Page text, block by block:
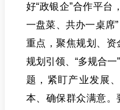
好“政银企”合作平台
一盘菜、共办一桌席
重点 ，聚焦规划、
规划引领、“多规合
题，紧盯产业发展
本、确保群众满意。